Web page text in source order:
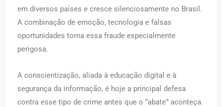
em diversos países e cresce silenciosamente no Brasil.
A combinação de emoção, tecnologia e falsas
oportunidades torna essa fraude especialmente
perigosa.
A conscientização, aliada à educação digital e à
segurança da informação, é hoje a principal defesa
contra esse tipo de crime antes que o “abate” aconteça.